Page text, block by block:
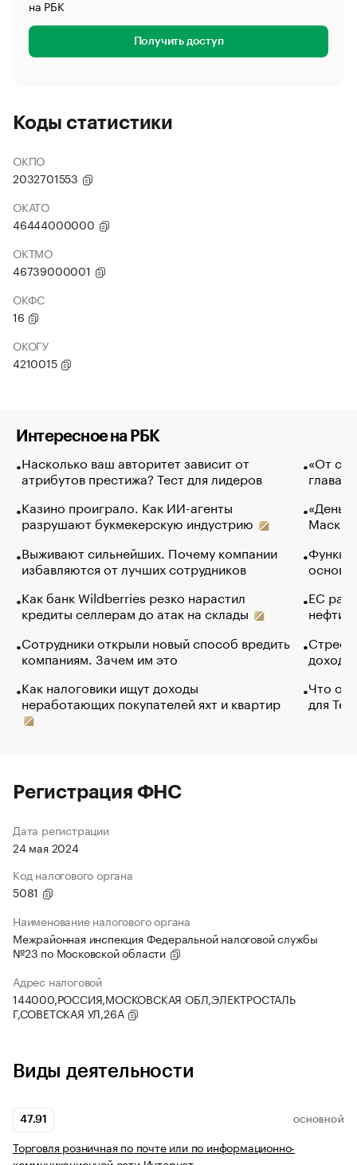
на РБК
Получить доступ
Коды статистики
ОКПО
2032701553
ОКАТО
46444000000
ОКТМО
46739000001
ОКФС
16
ОКОГУ
4210015
Интересное на РБК
Насколько ваш авторитет зависит от
атрибутов престижа? Тест для лидеров
Казино проиграло. Как ИИ-агенты
разрушают букмекерскую индустрию
Выживают сильнейших. Почему компании
избавляются от лучших сотрудников
Как банк Wildberries резко нарастил
кредиты селлерам до атак на склады
Сотрудники открыли новый способ вредить
компаниям. Зачем им это
Как налоговики ищут доходы
неработающих покупателей яхт и квартир
«От
глава
Маск в
основ
ЕС
нефти
Что
для
Регистрация ФНС
Дата регистрации
24 мая 2024
Код налогового органа
5081
Наименование налогового органа
Межрайонная инспекция Федеральной налоговой службы
№23 по Московской области
Адрес налоговой
144000,РОССИЯ,МОСКОВСКАЯ ОБЛ,ЭЛЕКТРОСТАЛЬ
Г,СОВЕТСКАЯ УЛ,26А
Виды деятельности
47.91 ОСНОВНОЙ
Торговля розничная по почте или по информационно-